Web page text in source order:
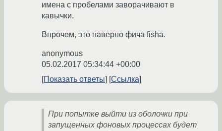
имена с пробелами заворачивают в
кавычки.
Впрочем, это наверно фича fishа.
anonymous
05.02.2017 05:34:44 +00:00
Показать ответы
Ссылка
При попытке выйти из оболочки при
запущенных фоновых процессах будет